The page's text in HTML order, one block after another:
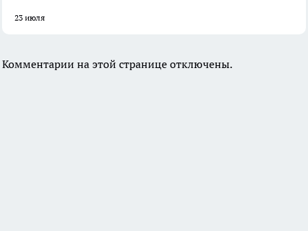
23 июля
Комментарии на этой странице отключены.